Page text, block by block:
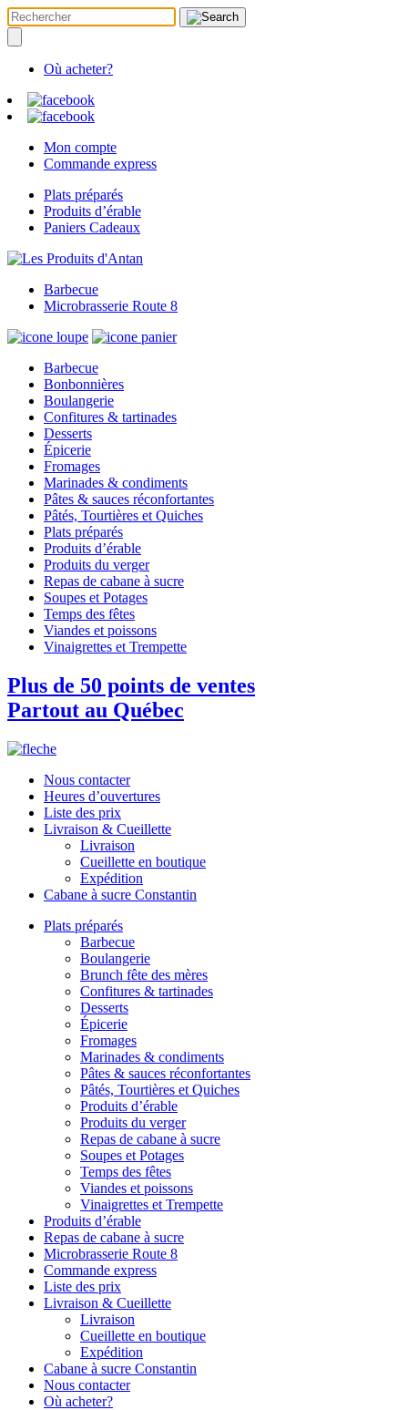
Où acheter?
Mon compte
Commande express
Plats préparés
Produits d’érable
Paniers Cadeaux
Barbecue
Microbrasserie Route 8
Barbecue
Bonbonnières
Boulangerie
Confitures & tartinades
Desserts
Épicerie
Fromages
Marinades & condiments
Pâtes & sauces réconfortantes
Pâtés, Tourtières et Quiches
Plats préparés
Produits d’érable
Produits du verger
Repas de cabane à sucre
Soupes et Potages
Temps des fêtes
Viandes et poissons
Vinaigrettes et Trempette
Plus de 50 points de ventes
Partout au Québec
Nous contacter
Heures d’ouvertures
Liste des prix
Livraison & Cueillette
Livraison
Cueillette en boutique
Expédition
Cabane à sucre Constantin
Plats préparés
Barbecue
Boulangerie
Brunch fête des mères
Confitures & tartinades
Desserts
Épicerie
Fromages
Marinades & condiments
Pâtes & sauces réconfortantes
Pâtés, Tourtières et Quiches
Produits d’érable
Produits du verger
Repas de cabane à sucre
Soupes et Potages
Temps des fêtes
Viandes et poissons
Vinaigrettes et Trempette
Produits d’érable
Repas de cabane à sucre
Microbrasserie Route 8
Commande express
Liste des prix
Livraison & Cueillette
Livraison
Cueillette en boutique
Expédition
Cabane à sucre Constantin
Nous contacter
Où acheter?